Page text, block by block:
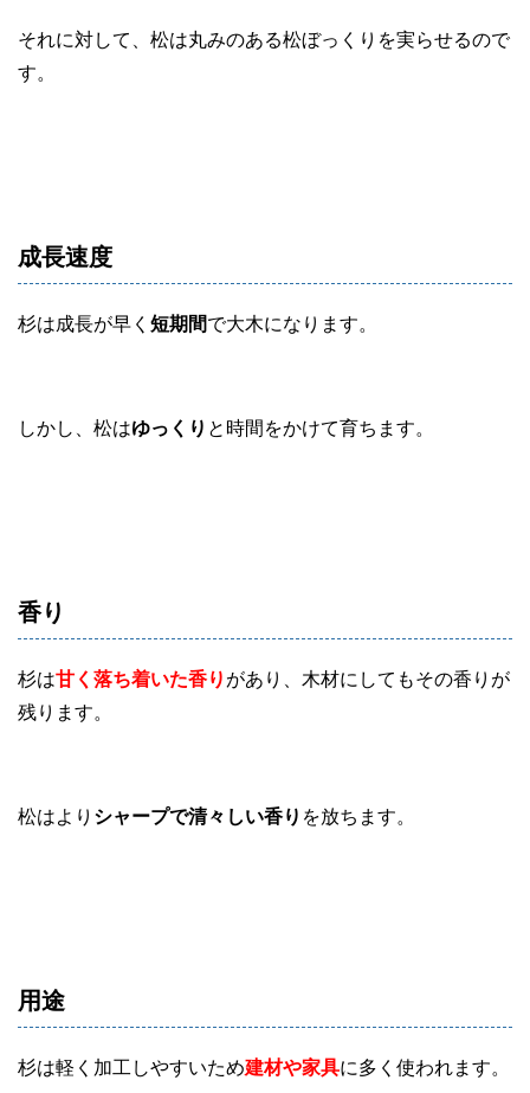
それに対して、松は丸みのある松ぼっくりを実らせるので
す。
成長速度
杉は成長が早く 短期間で大木になります。
しかし、松はゆっくり と時間をかけて育ちます。
香り
杉は甘く落ち着いた香り があり、木材にしてもその香りが
残ります。
松はより シャープで清々しい香り を放ちます。
用途
杉は軽く加工しやすいため建材や家具に多く使われます。